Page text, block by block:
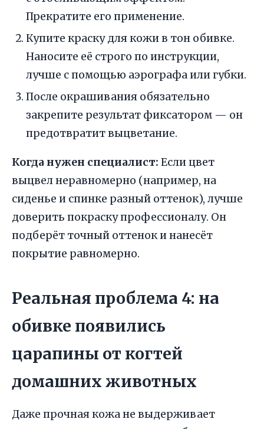
Прекратите его применение.
Купите краску для кожи в тон обивке.
Наносите её строго по инструкции,
лучше с помощью аэрографа или губки.
После окрашивания обязательно
закрепите результат фиксатором — он
предотвратит выцветание.
Когда нужен специалист: Если цвет
выцвел неравномерно (например, на
сиденье и спинке разный оттенок), лучше
доверить покраску профессионалу. Он
подберёт точный оттенок и нанесёт
покрытие равномерно.
Реальная проблема 4: на
обивке появились
царапины от когтей
домашних животных
Даже прочная кожа не выдерживает